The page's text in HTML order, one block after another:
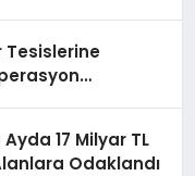
Tesislerine
17 Milyar TL
Odaklandı